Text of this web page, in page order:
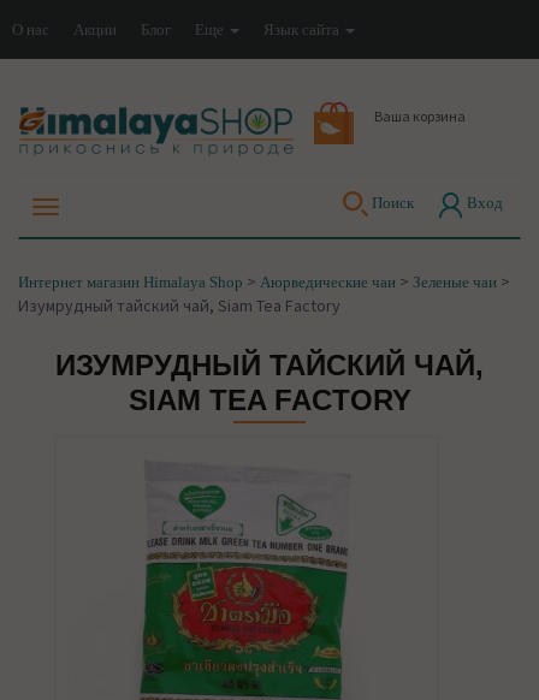
О нас Акции Блог Еще Язык сайта
Ваша корзина
Поиск Вход
Интернет магазин Himalaya Shop > Аюрведические чаи > Зеленые чаи >
Изумрудный тайский чай, Siam Tea Factory
ИЗУМРУДНЫЙ ТАЙСКИЙ ЧАЙ,
SIAM TEA FACTORY